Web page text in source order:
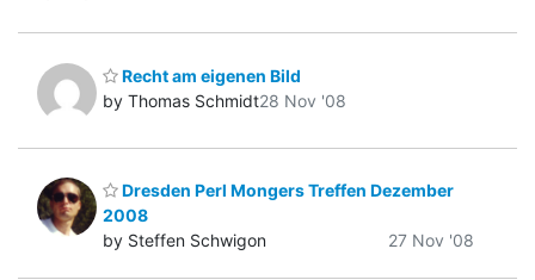
Recht am eigenen Bild
by Thomas Schmidt28 Nov '08
Dresden Perl Mongers Treffen Dezember
2008
by Steffen Schwigon
27 Nov '08